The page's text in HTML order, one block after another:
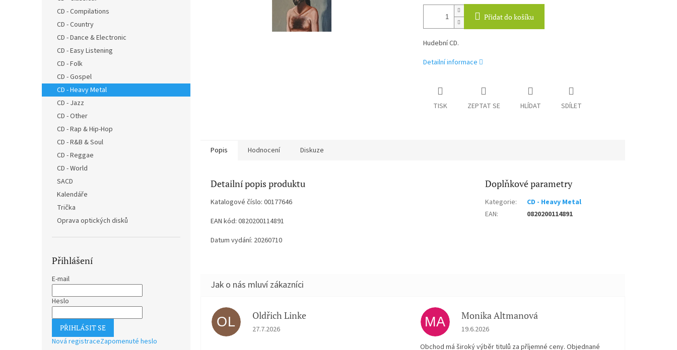
CD - Compilations
CD - Country
CD - Dance & Electronic
CD - Easy Listening
CD - Folk
CD - Gospel
CD - Heavy Metal
CD - Jazz
CD - Other
CD - Rap & Hip-Hop
CD - R&B & Soul
CD - Reggae
CD - World
SACD
Kalendáře
Trička
Oprava optických disků
Přihlášení
E-mail
Heslo
PŘIHLÁSIT SE
Nová registraceZapomenuté heslo
Přidat do košíku
Hudební CD.
Detailní informace
TISK ZEPTAT SE HLÍDAT SDÍLET
Popis Hodnocení Diskuze
Detailní popis produktu
Katalogové číslo: 00177646
EAN kód: 0820200114891
Datum vydání: 20260710
Doplňkové parametry
Kategorie:
CD - Heavy Metal
EAN: 0820200114891
OL Oldřich Linke
Hodnocení obchodu je 5 z 5 hvězdiček.
27.7.2026 MA Monika Altmanová
Hodnocení obchodu je 5 z 5 hvězdiček.
19.6.2026
Obchod má široký výběr titulů za příjemné ceny. Objednané